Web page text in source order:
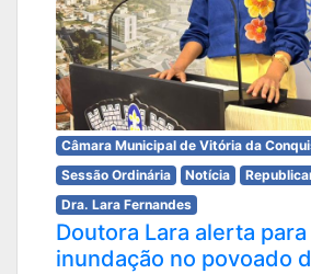
Câmara Municipal de Vitória da
Sessão Ordinária
Notícia
Dra. Lara Fernandes
Doutora Lara alerta
inundação no povoado